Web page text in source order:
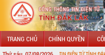
TRANG CHỦ CHÍNH QUYỀN